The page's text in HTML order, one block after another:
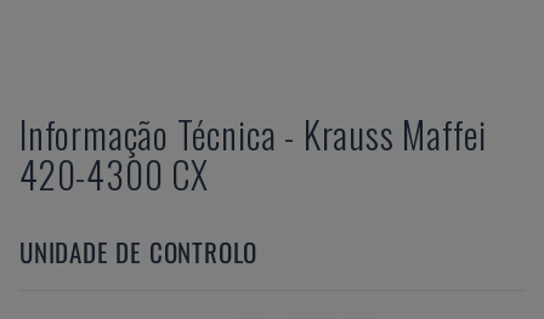
Informação Técnica - Krauss Maffei
420-4300 CX
UNIDADE DE CONTROLO